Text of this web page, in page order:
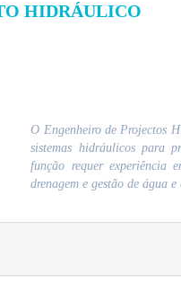
HIDRÁULICO
O Engenheiro de Projectos
sistemas hidráulicos para
função requer experiência
drenagem e gestão de água e